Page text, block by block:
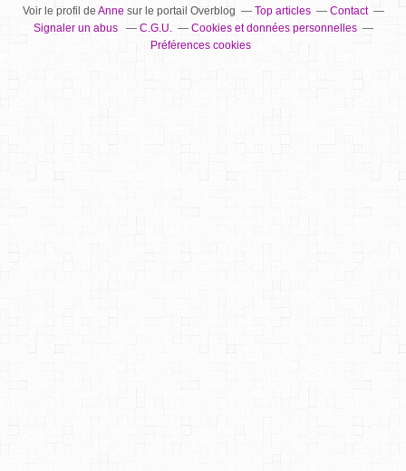
Voir le profil de Annesur le portail Overblog Top articles
Contact
Signaler un abus
C.G.U.
Cookies et données personnelles
Préférences cookies